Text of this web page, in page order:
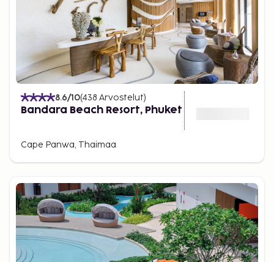
8.6/10(438 Arvostelut)
Bandara Beach Resort, Phuket
Cape Panwa, Thaimaa